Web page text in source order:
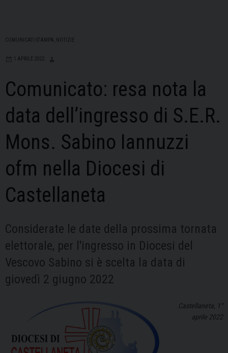
COMUNICATI STAMPA NOTIZIE
1 APRILE 2022
Comunicato: resa nota la
data dell’ingresso di S.E.R.
Mons. Sabino Iannuzzi
ofm nella Diocesi di
Castellaneta
Considerate le date della prossima tornata
elettorale, per l'ingresso in Diocesi del
Vescovo Sabino si è scelta la data di
giovedì 2 giugno 2022
Castellaneta, 1°
aprile 2022